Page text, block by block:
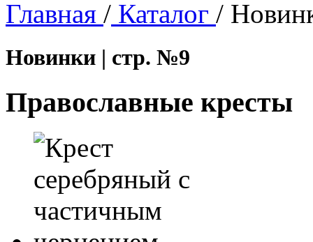
Главная / Каталог /
Новинки | стр. №9
Православные кресты